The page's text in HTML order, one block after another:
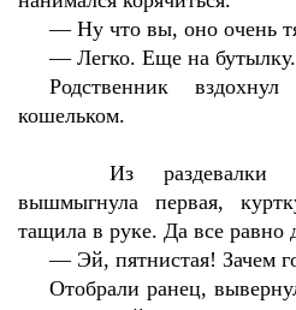
—Ну что вы, оно очень
—Легко. Еще на бутылку.
Родственник
кошельком.
Из раздевалки
вышмыгнула первая,
тащила в руке. Да все равно
— Эй, пятнистая! Зачем
Отобрали ранец,